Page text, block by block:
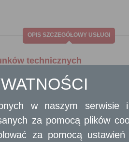
OPIS SZCZEGÓŁOWY USŁUGI
technicznych
dopuszcza się odstępstwo od
i mieszkaniowego budownictwa
w naszym serwisie
za pomocą plików
za pomocą